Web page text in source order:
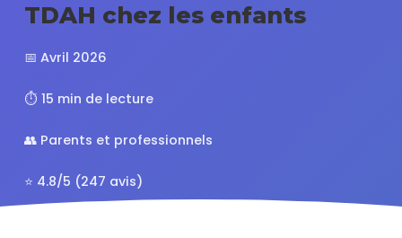
TDAH chez les enfants
📅 Avril 2026
⏱️ 15 min de lecture
👥 Parents et professionnels
⭐ 4.8/5 (247 avis)